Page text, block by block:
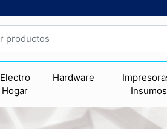
Electro
Hogar
Hardware
Insumos